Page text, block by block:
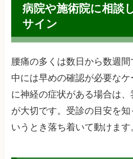
病院や施術院に相談
サイン
腰痛の多くは数日から数週間
中には早めの確認が必要な
に神経の症状がある場合は
が大切です。受診の目安を
いうとき落ち着いて動けます